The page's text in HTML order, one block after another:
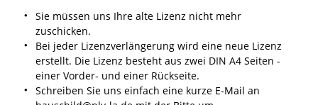
Sie müssen uns Ihre alte Lizenz nicht mehr
zuschicken.
Bei jeder Lizenzverlängerung wird eine neue Lizenz
erstellt. Die Lizenz besteht aus zwei DIN A4 Seiten -
einer Vorder- und einer Rückseite.
Schreiben Sie uns einfach eine kurze E-Mail an